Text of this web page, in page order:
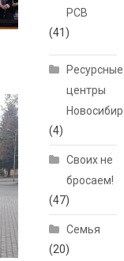
РСВ
(41)
Ресурсные
центры
(4)
Своих не
бросаем!
(47)
Семья
(20)